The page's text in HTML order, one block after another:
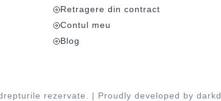
Retragere din contract
Contul meu
Blog
rezervate. | Proudly developed by